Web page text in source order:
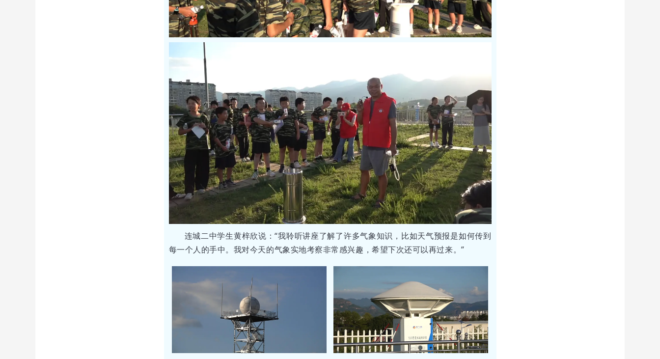
连城二中学生黄梓欣说：“我聆听讲座了解了许多气象知识，比如天气预报是如何传到
每一个人的手中。我对今天的气象实地考察非常感兴趣，希望下次还可以再过来。”